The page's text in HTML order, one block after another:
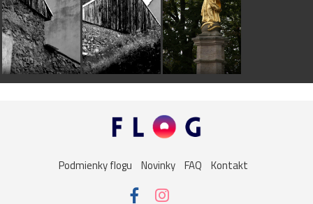
Podmienky flogu Novinky FAQ Kontakt